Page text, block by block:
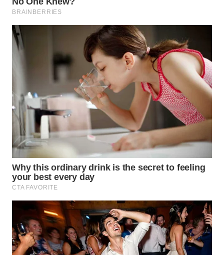
WN
BOGOR
WN
TAPANULI
UTARA
WN
SAMOSIR
WN
LAWAS
WN
SUMEDANG